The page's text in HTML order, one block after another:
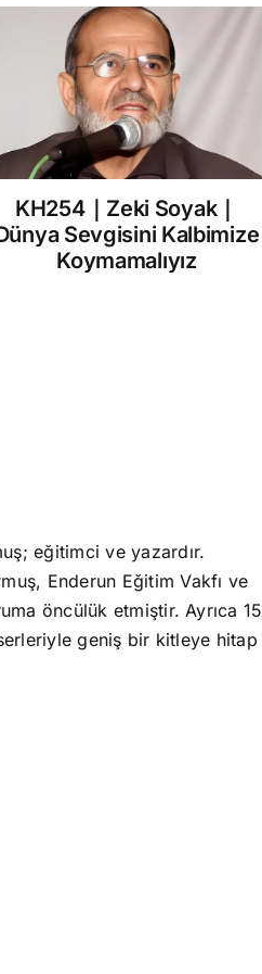
KH254｜Zeki Soyak｜
Sevgisini Kalbimize
Koymamalıyız
eğitimci ve yazardır.
Enderun Eğitim Vakfı ve
öncülük etmiştir. Ayrıca 15
geniş bir kitleye hitap